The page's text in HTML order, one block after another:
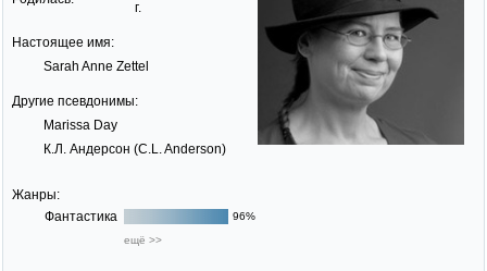
г.
Настоящее имя:
Sarah Anne Zettel
Другие псевдонимы:
Marissa Day
К.Л. Андерсон (C.L. Anderson)
Жанры:
Фантастика
96%
ещё >>